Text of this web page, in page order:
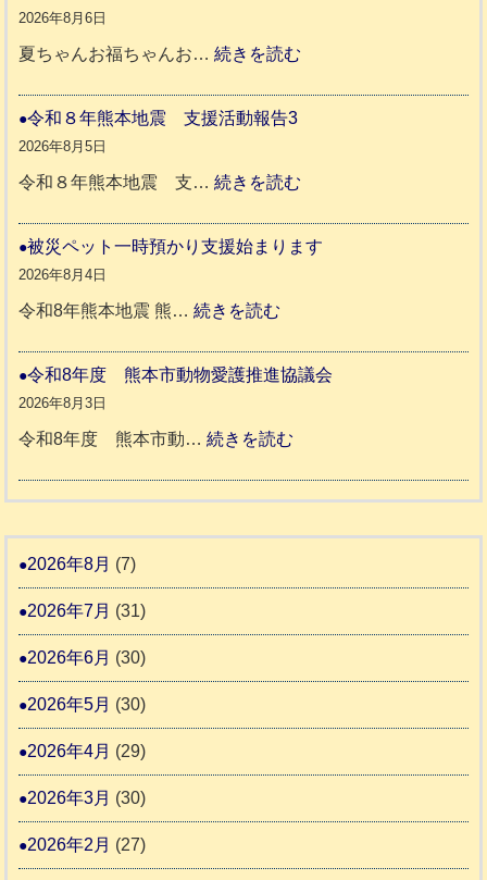
リ
ッ
さ
ん
2026年8月6日
夏ちゃんお福ちゃんお…続きを読む
ト
人
ホ
日
1
令和８年熊本地震 支援活動報告3
2026年8月5日
令和８年熊本地震 支…続きを読む
和
本
支
告
被災ペット一時預かり支援始まります
2026年8月4日
令和8年熊本地震 熊…続きを読む
災
ッ
か
す
令和8年度 熊本市動物愛護推進協議会
2026年8月3日
令和8年度 熊本市動…続きを読む
和
度
本
物
推
2026年8月 (7)
2026年7月 (31)
2026年6月 (30)
2026年5月 (30)
2026年4月 (29)
2026年3月 (30)
2026年2月 (27)